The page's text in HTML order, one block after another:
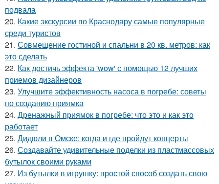
подвала
20. Какие экскурсии по Краснодару самые популярные
среди туристов
21. Совмещение гостиной и спальни в 20 кв. метров: как
это сделать
22. Как достичь эффекта 'wow' с помощью 12 лучших
приемов дизайнеров
23. Улучшите эффективность насоса в погребе: советы
по созданию приямка
24. Дренажный приямок в погребе: что это и как это
работает
25. Дидюли в Омске: когда и где пройдут концерты
26. Создавайте удивительные поделки из пластмассовых
бутылок своими руками
27. Из бутылки в игрушку: простой способ создать свою